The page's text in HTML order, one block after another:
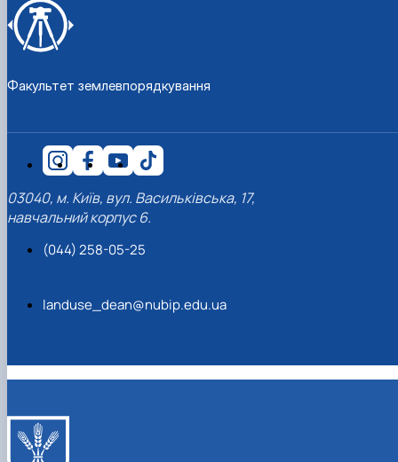
Факультет землевпорядкування
03040, м. Київ, вул. Васильківська, 17,
навчальний корпус 6.
(044) 258-05-25
landuse_dean@nubip.edu.ua